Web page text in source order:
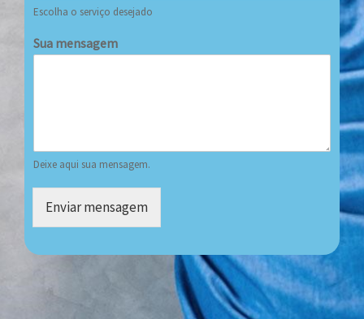
Escolha o serviço desejado
Sua mensagem
Deixe aqui sua mensagem.
Enviar mensagem